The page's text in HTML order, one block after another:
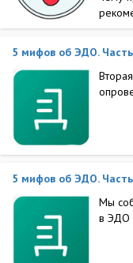
5 мифов об ЭДО.
5 мифов об ЭДО.
Мы
в ЭДО